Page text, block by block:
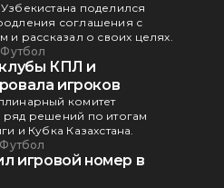
поделился
соглашения с
и рассказал о своих целях.
Футбол
КПЛ и
игроков
комитет
решений по итогам
и Кубка Казахстана.
Футбол
игровой номер в